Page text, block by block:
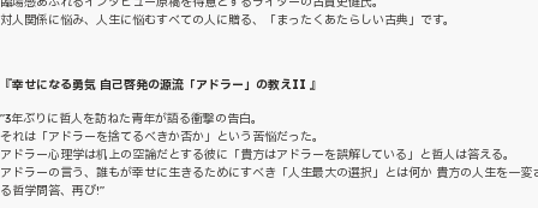
対人関係に悩み、人生に悩むすべての人に贈る、「まったくあたらしい古典」です。
『幸せになる勇気 自己啓発の源流「アドラー」の教えII 』
"3年ぶりに哲人を訪ねた青年が語る衝撃の告白。
それは「アドラーを捨てるべきか否か」という苦悩だった。
アドラー心理学は机上の空論だとする彼に「貴方はアドラーを誤解している」と哲人は答える。
アドラーの言う、誰もが幸せに生きるためにすべき「人生最大の選択」とは何か 貴方の人生を一変
る哲学問答、再び!"